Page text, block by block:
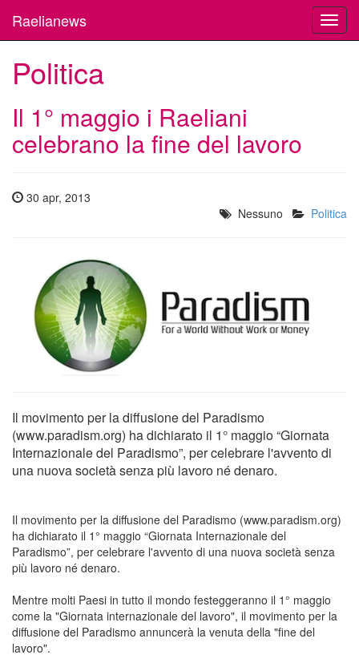
Raelianews
Politica
Il 1° maggio i Raeliani
celebrano la fine del lavoro
30 apr, 2013
Nessuno
Politica
Il movimento per la diffusione del Paradismo
(www.paradism.org) ha dichiarato il 1° maggio “Giornata
Internazionale del Paradismo”, per celebrare l'avvento di
una nuova società senza più lavoro né denaro.
Il movimento per la diffusione del Paradismo (www.paradism.org)
ha dichiarato il 1° maggio “Giornata Internazionale del
Paradismo”, per celebrare l'avvento di una nuova società senza
più lavoro né denaro.
Mentre molti Paesi in tutto il mondo festeggeranno il 1° maggio
come la "Giornata internazionale del lavoro", il movimento per la
diffusione del Paradismo annuncerà la venuta della "fine del
lavoro".